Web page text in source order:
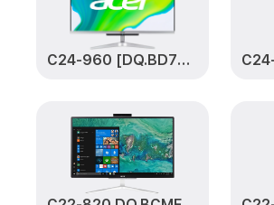
C24-960 [DQ.BD7ER.002]